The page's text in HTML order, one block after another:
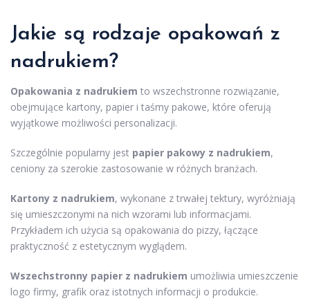
Jakie są rodzaje opakowań z
nadrukiem?
Opakowania z nadrukiem to wszechstronne rozwiązanie,
obejmujące kartony, papier i taśmy pakowe, które oferują
wyjątkowe możliwości personalizacji.
Szczególnie popularny jest papier pakowy z nadrukiem,
ceniony za szerokie zastosowanie w różnych branżach.
Kartony z nadrukiem, wykonane z trwałej tektury, wyróżniają
się umieszczonymi na nich wzorami lub informacjami.
Przykładem ich użycia są opakowania do pizzy, łączące
praktyczność z estetycznym wyglądem.
Wszechstronny papier z nadrukiem umożliwia umieszczenie
logo firmy, grafik oraz istotnych informacji o produkcie.